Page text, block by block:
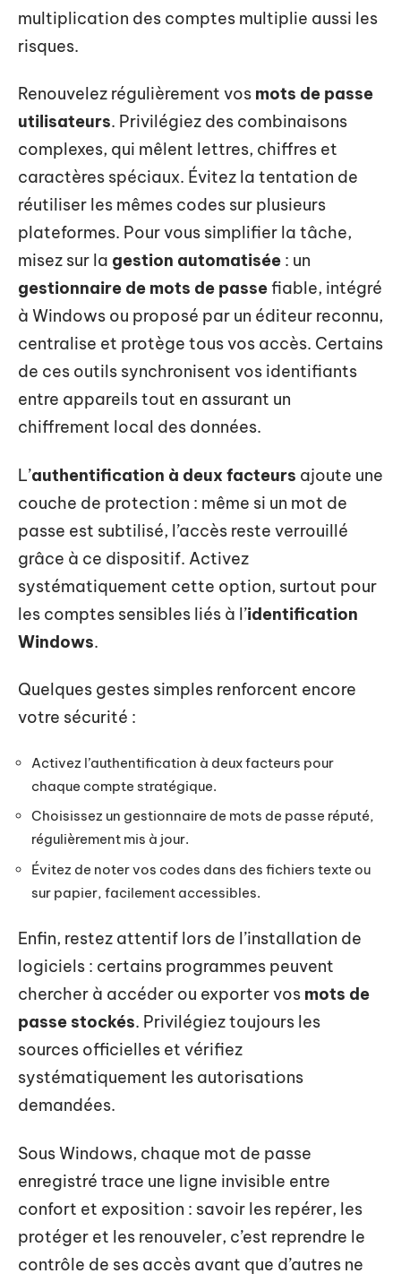
multiplication des comptes multiplie aussi les
risques.
Renouvelez régulièrement vos mots de passe
utilisateurs. Privilégiez des combinaisons
complexes, qui mêlent lettres, chiffres et
caractères spéciaux. Évitez la tentation de
réutiliser les mêmes codes sur plusieurs
plateformes. Pour vous simplifier la tâche,
misez sur la gestion automatisée : un
gestionnaire de mots de passefiable, intégré
à Windows ou proposé par un éditeur reconnu,
centralise et protège tous vos accès. Certains
de ces outils synchronisent vos identifiants
entre appareils tout en assurant un
chiffrement local des données.
L’authentification à deux facteurs ajoute une
couche de protection : même si un mot de
passe est subtilisé, l’accès reste verrouillé
grâce à ce dispositif. Activez
systématiquement cette option, surtout pour
les comptes sensibles liés à l’identification
Windows.
Quelques gestes simples renforcent encore
votre sécurité :
Activez l’authentification à deux facteurs pour
chaque compte stratégique.
Choisissez un gestionnaire de mots de passe réputé,
régulièrement mis à jour.
Évitez de noter vos codes dans des fichiers texte ou
sur papier, facilement accessibles.
Enfin, restez attentif lors de l’installation de
logiciels : certains programmes peuvent
chercher à accéder ou exporter vos mots de
passe stockés. Privilégiez toujours les
sources officielles et vérifiez
systématiquement les autorisations
demandées.
Sous Windows, chaque mot de passe
enregistré trace une ligne invisible entre
confort et exposition : savoir les repérer, les
protéger et les renouveler, c’est reprendre le
contrôle de ses accès avant que d’autres ne